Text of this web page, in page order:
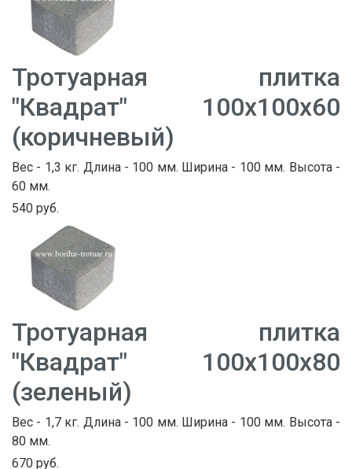
Тротуарная плитка
"Квадрат" 100х100х60
(коричневый)
Вес - 1,3 кг. Длина - 100 мм. Ширина - 100 мм. Высота -
60 мм.
540 руб.
Тротуарная плитка
"Квадрат" 100х100х80
(зеленый)
Вес - 1,7 кг. Длина - 100 мм. Ширина - 100 мм. Высота -
80 мм.
670 руб.